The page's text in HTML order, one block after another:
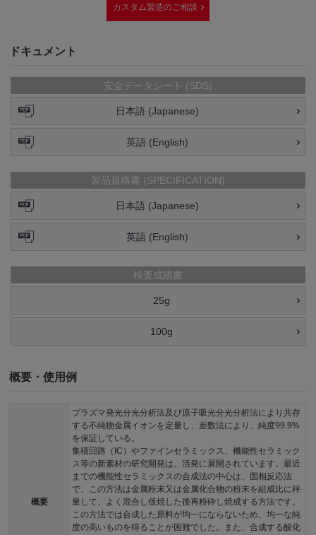
カスタム製造のご相談
ドキュメント
安全データシート (SDS)
日本語 (Japanese)
英語 (English)
製品規格書 (SPECIFICATION)
日本語 (Japanese)
英語 (English)
検査成績書
25g
100g
概要・使用例
概要
プラズマ発光分光分析法及び原子吸光分光分析法により共存
する不純物金属イオンを定量し、差数法により、純度99.9%
を保証している。
集積回路（IC）やファインセラミックス、機能性セラミック
ス等の新素材の研究開発は、活発に展開されています。最近
までの機能性セラミックスの合成法の中心は、固相反応法
で、この方法は金属粉末又は金属化合物の粉末を組成比に秤
量して、よく混合し仮焼した後再粉砕し焼成する方法です。
この方法では合成した原料が均一にならないため、均一な純
度の高いものを得ることが困難でした。また、合成する酸化